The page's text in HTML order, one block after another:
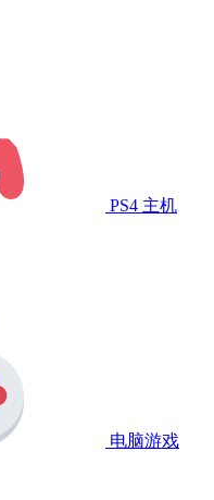
PS4 主机
电脑游戏